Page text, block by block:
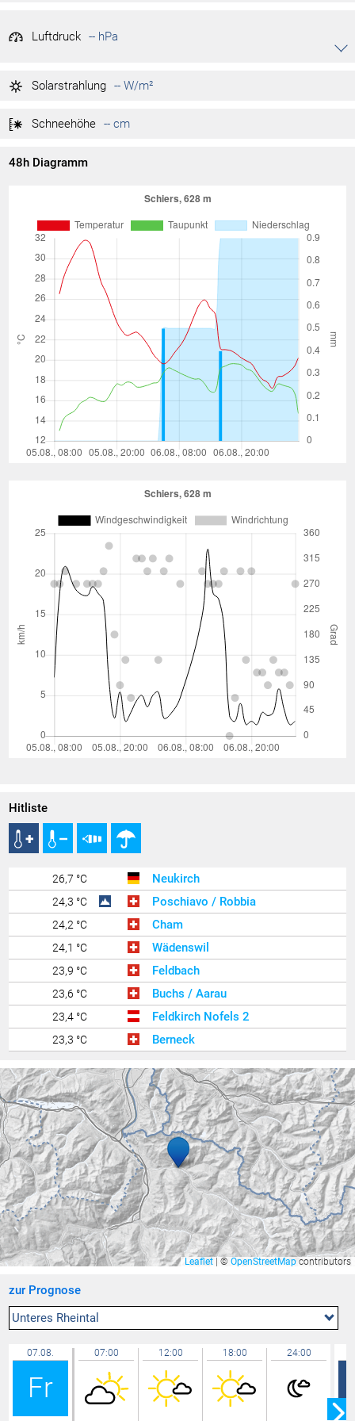
Luftdruck -- hPa Akkordeon auf-/zuklappen
-- hPa
Tag max.
Solarstrahlung -- W/m²
Schneehöhe -- cm
48h Diagramm
Hitliste
26,7 °C Neukirch
24,3 °C Poschiavo / Robbia
24,2 °C Cham
24,1 °C Wädenswil
23,9 °C Feldbach
23,6 °C Buchs / Aarau
23,4 °C Feldkirch Nofels 2
23,3 °C Berneck
23,3 °C Mühlehorn / Walensee
23,2 °C Lütschbach
23,2 °C Altach
23,2 °C Klaus
23,2 °C Feldkirch Gisingen
23,2 °C Buchs
23,1 °C Bludesch - Gais
23,1 °C Wolfurt
23,0 °C Zürich / Affoltern
23,0 °C
23,0 °C
22,9 °C Mels
22,8 °C Wil
22,8 °C Bregenz Mehrerau
Leaflet © OpenStreetMap contributors
zur Prognose
Unteres Rheintal
07.08.
Fr
07:00 12:00 18:00 24:00